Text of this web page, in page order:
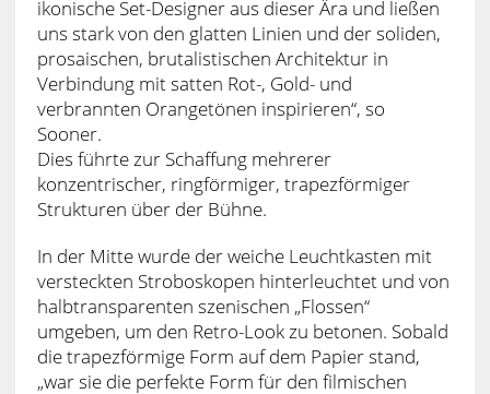
ikonische Set-Designer aus dieser Ära und ließen
uns stark von den glatten Linien und der soliden,
prosaischen, brutalistischen Architektur in
Verbindung mit satten Rot-, Gold- und
verbrannten Orangetönen inspirieren“, so
Sooner.
Dies führte zur Schaffung mehrerer
konzentrischer, ringförmiger, trapezförmiger
Strukturen über der Bühne.
In der Mitte wurde der weiche Leuchtkasten mit
versteckten Stroboskopen hinterleuchtet und von
halbtransparenten szenischen „Flossen“
umgeben, um den Retro-Look zu betonen. Sobald
die trapezförmige Form auf dem Papier stand,
„war sie die perfekte Form für den filmischen